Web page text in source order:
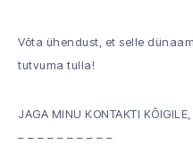
Võta ühendust, et selle
tutvuma tulla!
JAGA MINU KONTAKTI
– – – – – – – – – –